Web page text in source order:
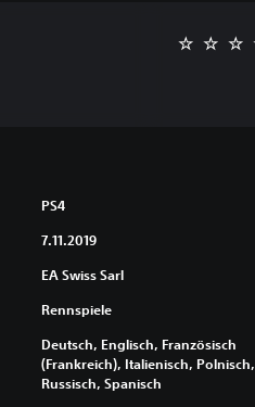
PS4
7.11.2019
EA Swiss Sarl
Rennspiele
Deutsch, Englisch, Französisch
(Frankreich), Italienisch, Polnisch,
Russisch, Spanisch